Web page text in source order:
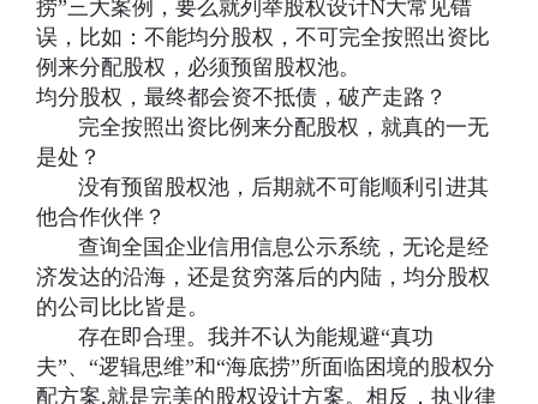
捞”三大案例，要么就列举股权设计N大常见错
误，比如：不能均分股权，不可完全按照出资比
例来分配股权，必须预留股权池。
均分股权，最终都会资不抵债，破产走路？
完全按照出资比例来分配股权，就真的一无
是处？
没有预留股权池，后期就不可能顺利引进其
他合作伙伴？
查询全国企业信用信息公示系统，无论是经
济发达的沿海，还是贫穷落后的内陆，均分股权
的公司比比皆是。
存在即合理。我并不认为能规避“真功
夫”、“逻辑思维”和“海底捞”所面临困境的股权分
配方案,就是完美的股权设计方案。相反，执业律